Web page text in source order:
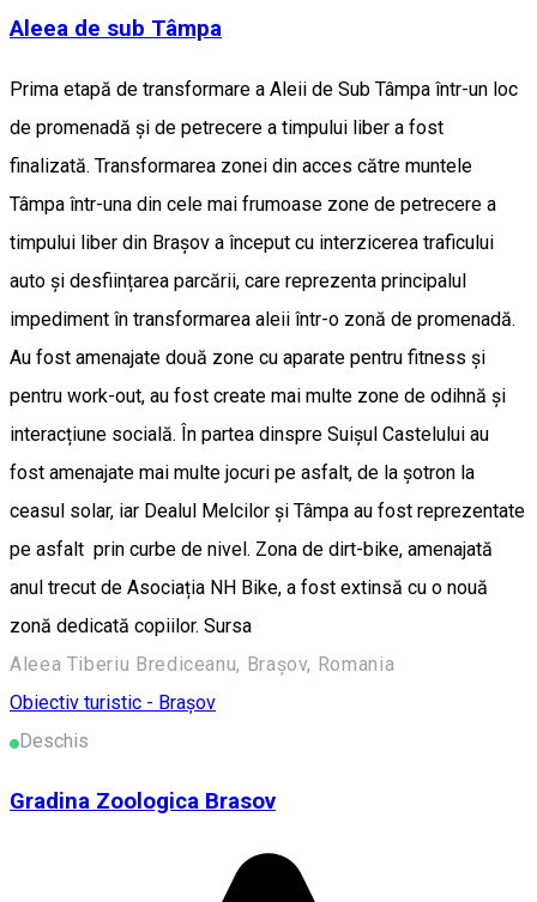
Aleea de sub Tâmpa
Prima etapă de transformare a Aleii de Sub Tâmpa într-un loc
de promenadă și de petrecere a timpului liber a fost
finalizată. Transformarea zonei din acces către muntele
Tâmpa într-una din cele mai frumoase zone de petrecere a
timpului liber din Brașov a început cu interzicerea traficului
auto și desființarea parcării, care reprezenta principalul
impediment în transformarea aleii într-o zonă de promenadă.
Au fost amenajate două zone cu aparate pentru fitness și
pentru work-out, au fost create mai multe zone de odihnă și
interacțiune socială. În partea dinspre Suișul Castelului au
fost amenajate mai multe jocuri pe asfalt, de la șotron la
ceasul solar, iar Dealul Melcilor și Tâmpa au fost reprezentate
pe asfalt prin curbe de nivel. Zona de dirt-bike, amenajată
anul trecut de Asociația NH Bike, a fost extinsă cu o nouă
zonă dedicată copiilor. Sursa
Aleea Tiberiu Brediceanu, Brașov, Romania
Obiectiv turistic - Brașov
Deschis
Gradina Zoologica Brasov